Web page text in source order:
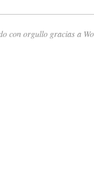
con orgullo gracias a